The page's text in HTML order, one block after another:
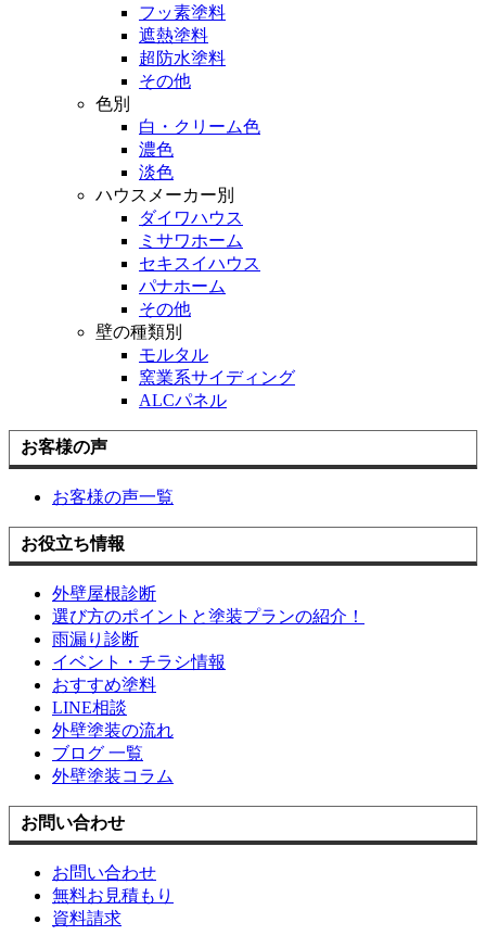
フッ素塗料
遮熱塗料
超防水塗料
その他
色別
白・クリーム色
濃色
淡色
ハウスメーカー別
ダイワハウス
ミサワホーム
セキスイハウス
パナホーム
その他
壁の種類別
モルタル
窯業系サイディング
ALCパネル
お客様の声
お客様の声一覧
お役立ち情報
外壁屋根診断
選び方のポイントと塗装プランの紹介！
雨漏り診断
イベント・チラシ情報
おすすめ塗料
LINE相談
外壁塗装の流れ
ブログ 一覧
外壁塗装コラム
お問い合わせ
お問い合わせ
無料お見積もり
資料請求